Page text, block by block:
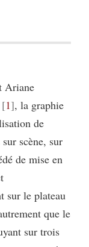
Ariane
1 , la graphie
de
scène, sur
de mise en
sur le plateau
que le
sur trois